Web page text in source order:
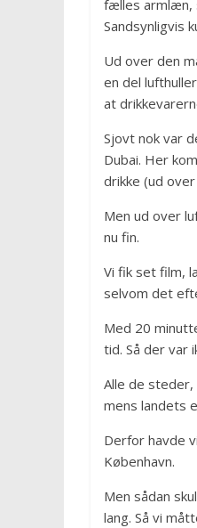
fælles armlæn,
Sandsynligvis
Ud over den
en del
at
Sjovt nok var
Dubai. Her
drikke (ud
Men ud over
nu fin.
Vi fik set film,
selvom det
Med 20
tid. Så der var
Alle de
mens landets
Derfor havde
København.
Men sådan
lang. Så vi